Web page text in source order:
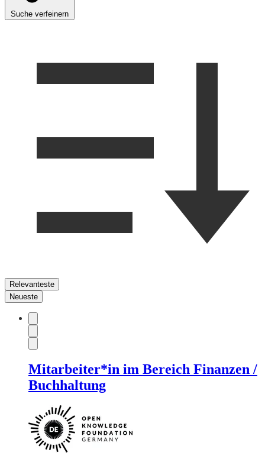
Suche verfeinern
Relevanteste
Neueste
Mitarbeiter*in im Bereich Finanzen /
Buchhaltung